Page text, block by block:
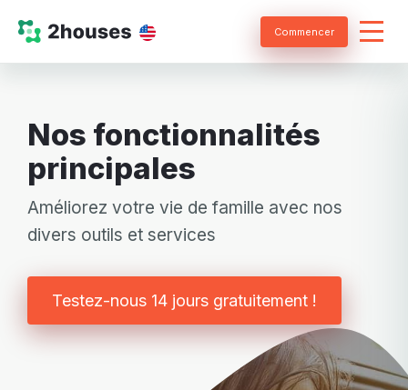
Commencer
Nos fonctionnalités
principales
Améliorez votre vie de famille avec nos
divers outils et services
Testez-nous 14 jours gratuitement !